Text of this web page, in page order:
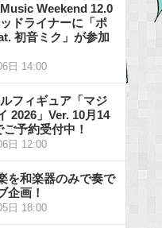
Weekend 12.0
ドライナーに「ポ
初音ミク」が参加
日 14:00
フィギュア「マジ
2026」Ver. 10月14
ご予約受付中！
日 12:00
を和楽器のみで奏で
企画！
日 18:00